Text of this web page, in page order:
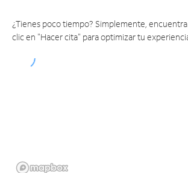
¿Tienes poco tiempo? Simplemente,
clic en "Hacer cita" para optimizar tu